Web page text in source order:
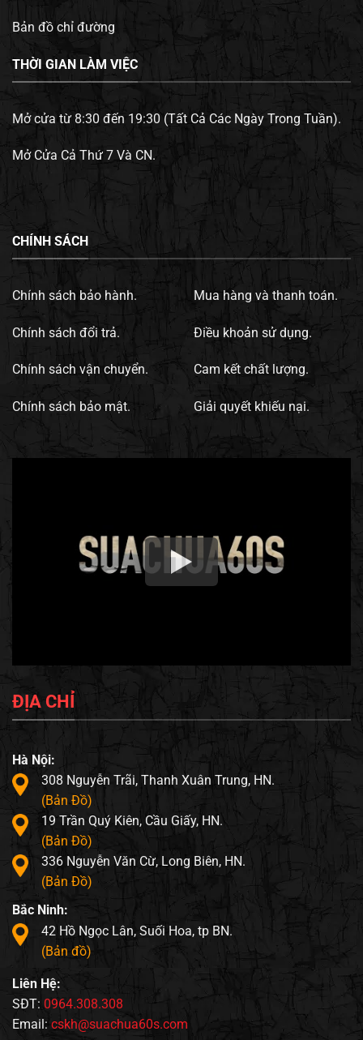
Bản đồ chỉ đường
THỜI GIAN LÀM VIỆC
Mở cửa từ 8:30 đến 19:30 (Tất Cả Các Ngày Trong Tuần).
Mở Cửa Cả Thứ 7 Và CN.
CHÍNH SÁCH
Chính sách bảo hành.
Chính sách đổi trả.
Chính sách vận chuyển.
Chính sách bảo mật.
Mua hàng và thanh toán.
Điều khoản sử dụng.
Cam kết chất lượng.
Giải quyết khiếu nại.
ĐỊA CHỈ
Hà Nội:
308 Nguyễn Trãi, Thanh Xuân Trung, HN.
(Bản Đồ)
19 Trần Quý Kiên, Cầu Giấy, HN.
(Bản Đồ)
336 Nguyễn Văn Cừ, Long Biên, HN.
(Bản Đồ)
Bắc Ninh:
42 Hồ Ngọc Lân, Suối Hoa, tp BN.
(Bản đồ)
Liên Hệ:
SĐT: 0964.308.308
Email: cskh@suachua60s.com